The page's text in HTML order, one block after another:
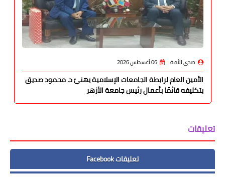
صدى الأمة 06 أغسطس 2026
الأمين العام لرابطة الجامعات الإسلامية يهنئ د. محمود صديق
بتكليفه قائمًا بأعمال رئيس جامعة الأزهر
تعليقات
تعليقات Facebook